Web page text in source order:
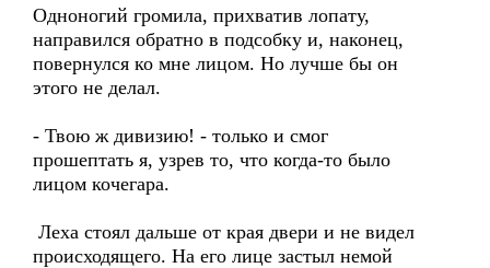
Одноногий громила, прихватив лопату,
направился обратно в подсобку и, наконец,
повернулся ко мне лицом. Но лучше бы он
этого не делал.
- Твою ж дивизию! - только и смог
прошептать я, узрев то, что когда-то было
лицом кочегара.
Леха стоял дальше от края двери и не видел
происходящего. На его лице застыл немой